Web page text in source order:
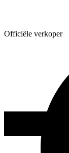
Officiële verkoper